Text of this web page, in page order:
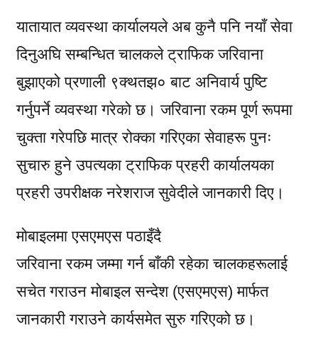
यातायात व्यवस्था कार्यालयले अब कुनै पनि नयाँ सेवा
दिनुअघि सम्बन्धित चालकले ट्राफिक जरिवाना
बुझाएको प्रणाली ९क्थतझ० बाट अनिवार्य पुष्टि
गर्नुपर्ने व्यवस्था गरेको छ। जरिवाना रकम पूर्ण रूपमा
चुक्ता गरेपछि मात्र रोक्का गरिएका सेवाहरू पुनः
सुचारु हुने उपत्यका ट्राफिक प्रहरी कार्यालयका
प्रहरी उपरीक्षक नरेशराज सुवेदीले जानकारी दिए।
मोबाइलमा एसएमएस पठाइँदै
जरिवाना रकम जम्मा गर्न बाँकी रहेका चालकहरूलाई
सचेत गराउन मोबाइल सन्देश (एसएमएस) मार्फत
जानकारी गराउने कार्यसमेत सुरु गरिएको छ।